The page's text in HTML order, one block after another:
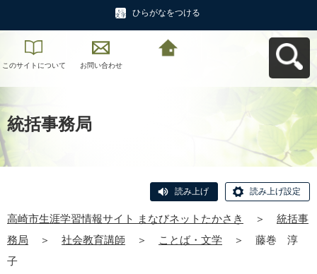
ひらがなをつける
このサイトについて お問い合わせ
統括事務局
読み上げ 読み上げ設定
高崎市生涯学習情報サイト まなびネットたかさき ＞
統括事
務局
＞ 社会教育講師 ＞ ことば・文学 ＞
藤巻 淳
子